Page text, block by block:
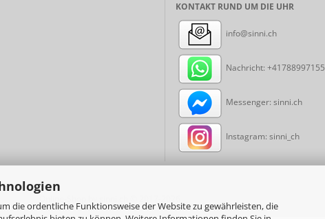
die ordentliche Funktionsweise der Website zu gewährleisten, die
KONTAKT RUND UM DIE UHR
info@sinni.ch
Nachricht: +41788997155
Messenger: sinni.ch
Instagram: sinni_ch